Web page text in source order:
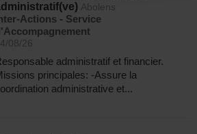
Abolens
Actions - Service
08/26
administratif et financier.
principales: -Assure la
administrative et...